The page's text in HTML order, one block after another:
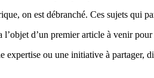
on est débranché. Ces sujets qui
d’un premier article à venir
expertise ou une initiative à partager,